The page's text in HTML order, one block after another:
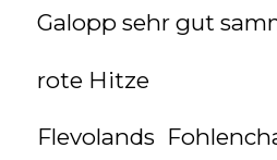
Galopp sehr gut
rote Hitze
Flevolands